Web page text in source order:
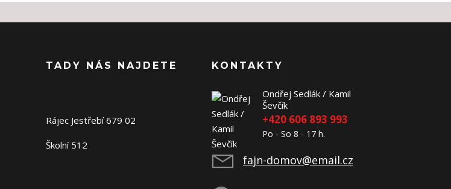
TADY NÁS NAJDETE
Rájec Jestřebí 679 02
Školní 512
KONTAKTY
Ondřej Sedlák / Kamil
Ševčík
+420 606 893 993
Po - So 8 - 17 h.
fajn-domov@email.cz